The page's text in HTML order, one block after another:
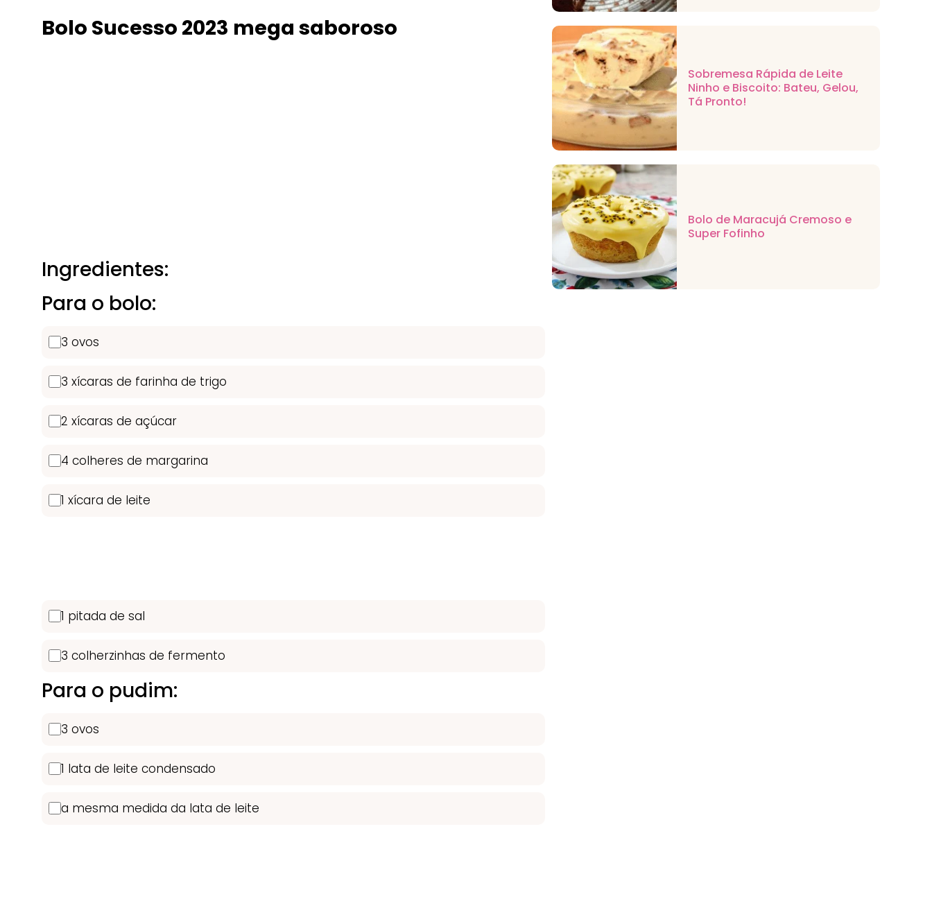
Bolo Sucesso 2023 mega saboroso
Ingredientes:
Para o bolo:
3 ovos
3 xícaras de farinha de trigo
2 xícaras de açúcar
4 colheres de margarina
1 xícara de leite
1 pitada de sal
3 colherzinhas de fermento
Para o pudim:
3 ovos
1 lata de leite condensado
a mesma medida da lata de leite
Sobremesa Rápida de Leite
Ninho e Biscoito: Bateu, Gelou,
Tá Pronto!
Bolo de Maracujá Cremoso e
Super Fofinho